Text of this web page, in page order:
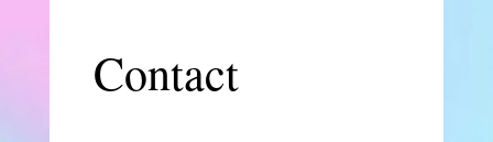
Contact